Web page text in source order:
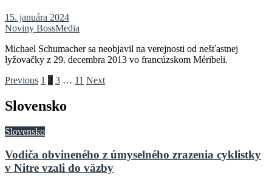
15. januára 2024
Noviny BossMedia
Michael Schumacher sa neobjavil na verejnosti od nešťastnej
lyžovačky z 29. decembra 2013 vo francúzskom Méribeli.
Stránkovanie
príspevkov
Previous 1 2 3 … 11 Next
Slovensko
Slovensko
Vodiča obvineného z úmyselného zrazenia cyklistky
v Nitre vzali do väzby